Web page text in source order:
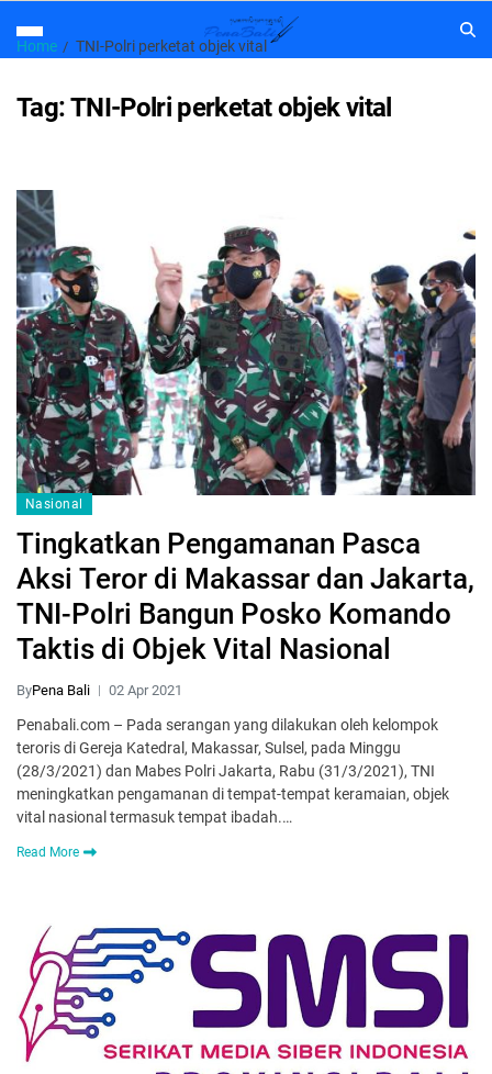
Home TNI-Polri perketat objek vital
Tag:TNI-Polri perketat objek vital
Nasional
Tingkatkan Pengamanan Pasca
Aksi Teror di Makassar dan Jakarta,
TNI-Polri Bangun Posko Komando
Taktis di Objek Vital Nasional
ByPena Bali 02 Apr 2021
Penabali.com – Pada serangan yang dilakukan oleh kelompok
teroris di Gereja Katedral, Makassar, Sulsel, pada Minggu
(28/3/2021) dan Mabes Polri Jakarta, Rabu (31/3/2021), TNI
meningkatkan pengamanan di tempat-tempat keramaian, objek
vital nasional termasuk tempat ibadah.…
Read More